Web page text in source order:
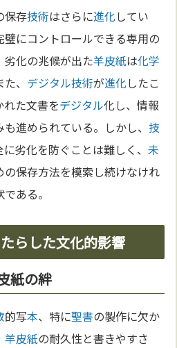
保存技術はさらに進化してい
璧にコントロールできる専用の
劣化の兆候が出た羊皮紙は化学
、 デジタル技術が進化したこ
れた文書をデジタル化し、情報
も進められている。しかし、技
劣化を防ぐことは難しく、未
の保存方法を模索し続けなけれ
ある。
らした文化的影響
紙の絆
的写本、特に聖書の製作に欠か
羊皮紙の耐久性と書きやすさ